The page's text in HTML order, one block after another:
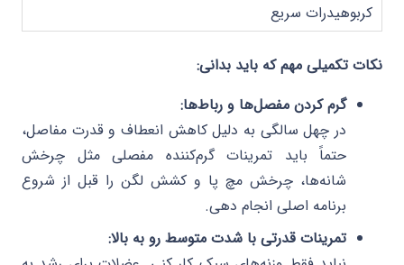
کربوهیدرات سریع
نکات تکمیلی مهم که باید بدانی:
گرم کردن مفصل‌ها و رباط‌ها:
در چهل سالگی به دلیل کاهش انعطاف و قدرت مفاصل،
حتماً باید تمرینات گرم‌کننده مفصلی مثل چرخش
شانه‌ها، چرخش مچ پا و کشش لگن را قبل از شروع
برنامه اصلی انجام دهی.
تمرینات قدرتی با شدت متوسط رو به بالا: